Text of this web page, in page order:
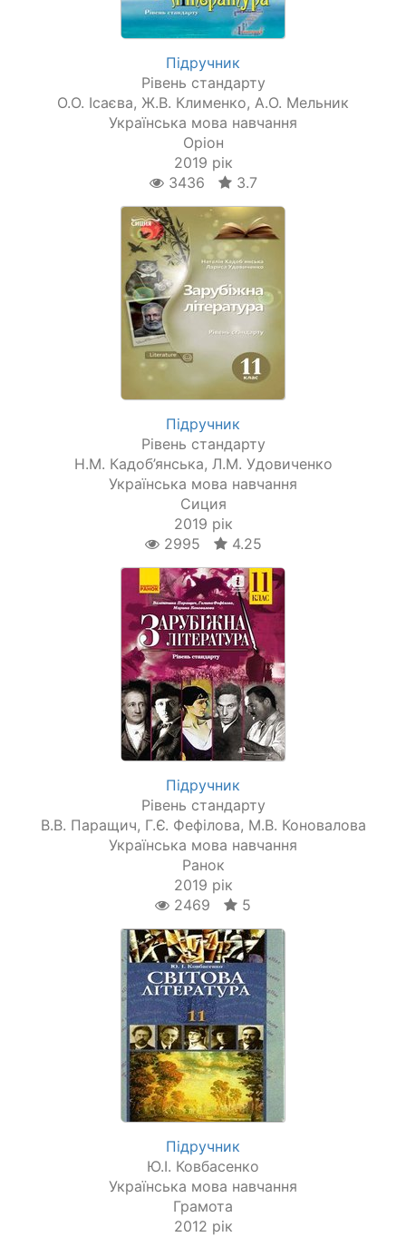
Підручник
Рівень стандарту
О.О. Ісаєва, Ж.В. Клименко, А.О. Мельник
Українська мова навчання
Оріон
2019 рік
3436
3.7
Підручник
Рівень стандарту
Н.М. Кадоб’янська, Л.М. Удовиченко
Українська мова навчання
Сиция
2019 рік
2995
4.25
Підручник
Рівень стандарту
В.В. Паращич, Г.Є. Фефілова, М.В. Коновалова
Українська мова навчання
Ранок
2019 рік
2469
5
Підручник
Ю.І. Ковбасенко
Українська мова навчання
Грамота
2012 рік